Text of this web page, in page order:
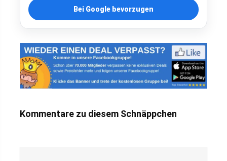
Bei Google bevorzugen
Kommentare zu diesem Schnäppchen